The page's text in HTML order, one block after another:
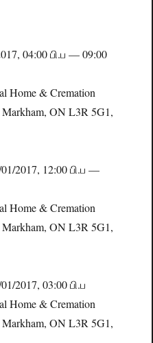
04:00 பி.ப — 09:00
Home & Cremation
ON L3R 5G1,
2017, 12:00 பி.ப —
Home & Cremation
ON L3R 5G1,
2017, 03:00 பி.ப
Home & Cremation
ON L3R 5G1,